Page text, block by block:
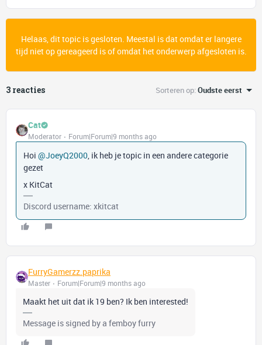
Helaas, dit topic is gesloten. Meestal is dat omdat er langere
tijd niet op gereageerd is of omdat het onderwerp afgesloten is.
3 reacties Sorteren op:Oudste eerst
Cat
Moderator Forum|Forum|9 months ago
Hoi ​ @JoeyQ2000, ik heb je topic in een andere categorie
gezet
x KitCat
Discord username: xkitcat
FurryGamerzz.paprika
Master Forum|Forum|9 months ago
Maakt het uit dat ik 19 ben? Ik ben interested!
Message is signed by a femboy furry